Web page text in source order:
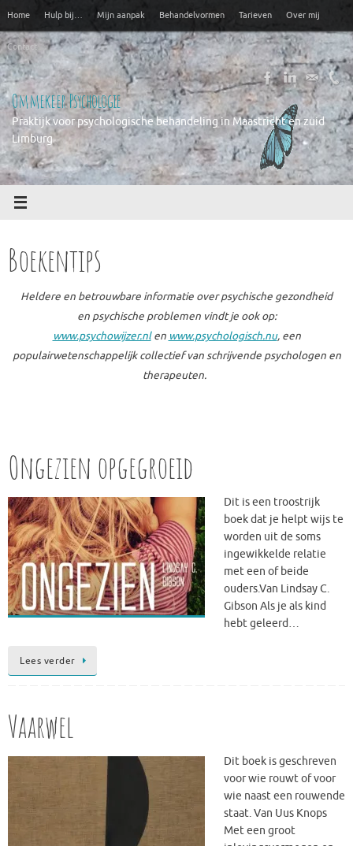
de
inhoud
Home Hulp bij… Mijn aanpak Behandelvormen Tarieven Over mij
Contact
Ommekeer Psychologie
Praktijk voor psychologische behandeling in Maastricht en zuid
Limburg
Boekentips
Heldere en betrouwbare informatie over psychische gezondheid
en psychische problemen vindt je ook op:
www.psychowijzer.nlen www.psychologisch.nu, een
populairwetenschappelijk collectief van schrijvende psychologen en
therapeuten.
Ongezien opgegroeid
Dit is een troostrijk
boek dat je helpt wijs te
worden uit de soms
ingewikkelde relatie
met een of beide
ouders.Van Lindsay C.
Gibson Als je als kind
hebt geleerd…
Lees verder
Vaarwel
Dit boek is geschreven
voor wie rouwt of voor
wie naast een rouwende
staat. Van Uus Knops
Met een groot